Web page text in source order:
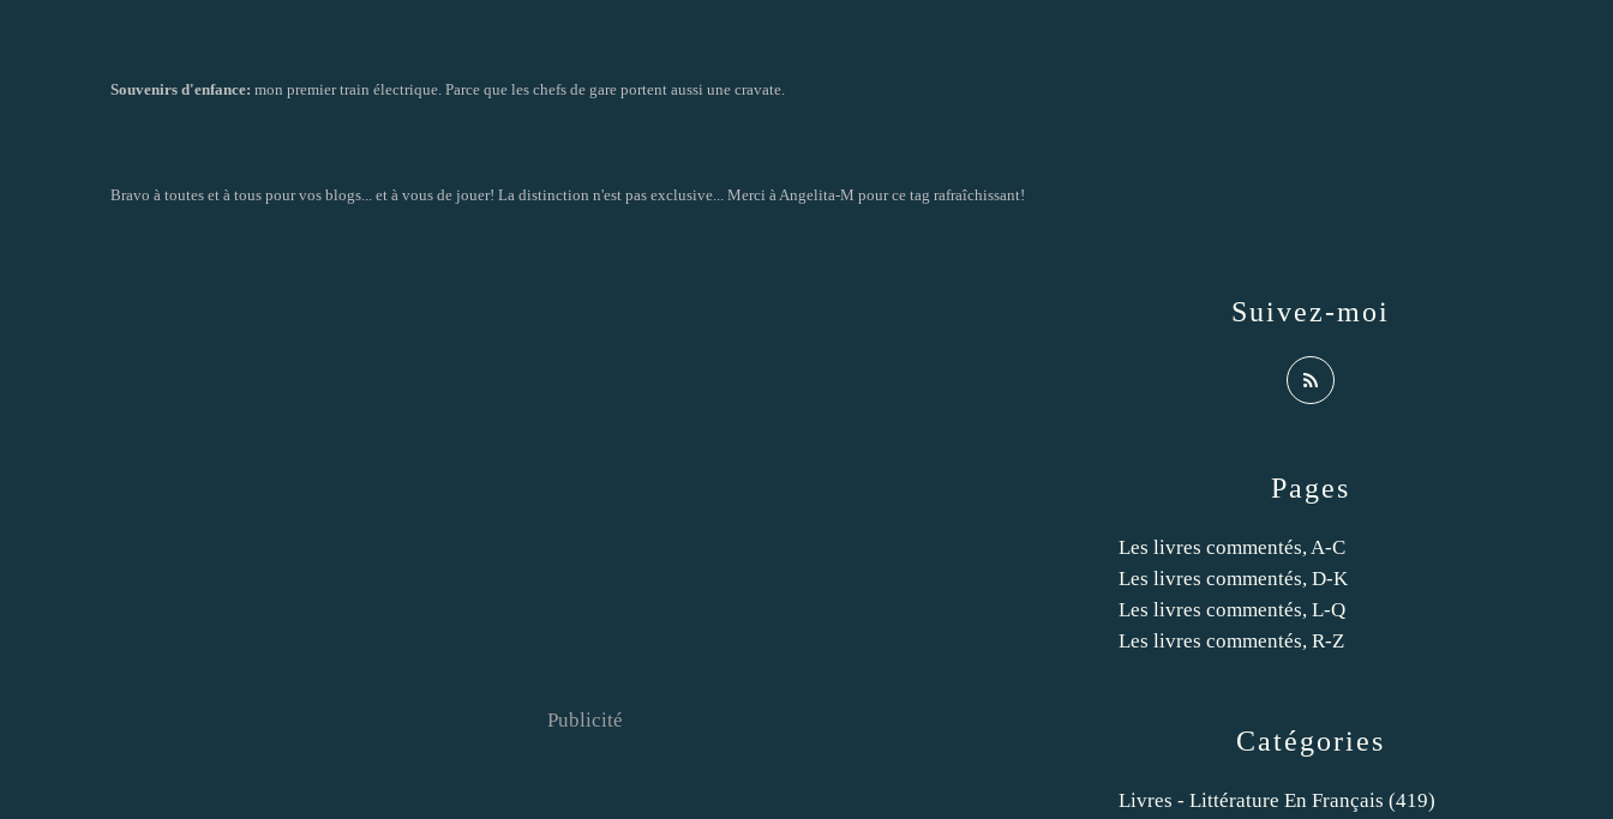
Souvenirs d'enfance: mon premier train électrique. Parce que les chefs de gare portent aussi une cravate.
Bravo à toutes et à tous pour vos blogs... et à vous de jouer! La distinction n'est pas exclusive... Merci à Angelita-M pour ce tag rafraîchissant!
Publicité
Catégories
Livres - Littérature En Français (419)
Pages
Les livres commentés, A-C
Les livres commentés, D-K
Les livres commentés, L-Q
Les livres commentés, R-Z
Suivez-moi